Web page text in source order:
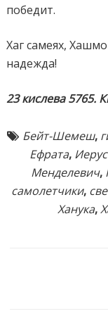
победит.
Хаг самеях,
надежда!
23 кислева 5765.
Бейт-Шемеш,
Ефрата,
Менделевич,
самолетчики,
Ханука,